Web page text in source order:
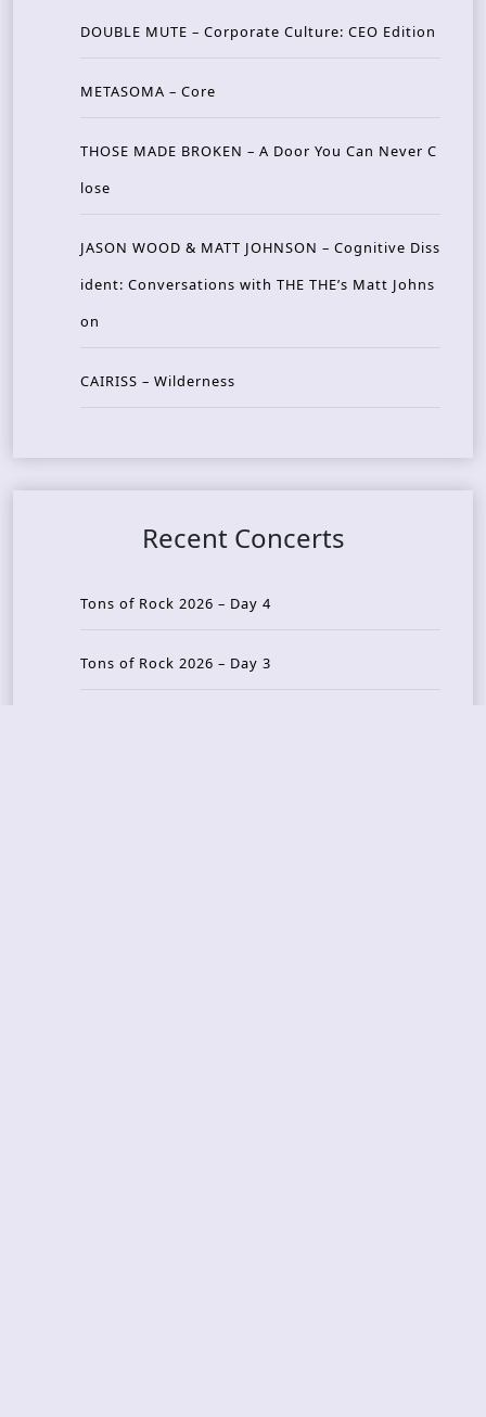
DOUBLE MUTE – Corporate Culture: CEO Edition
METASOMA – Core
THOSE MADE BROKEN – A Door You Can Never C
lose
JASON WOOD & MATT JOHNSON – Cognitive Diss
ident: Conversations with THE THE’s Matt Johns
on
CAIRISS – Wilderness
Recent Concerts
Tons of Rock 2026 – Day 4
Tons of Rock 2026 – Day 3